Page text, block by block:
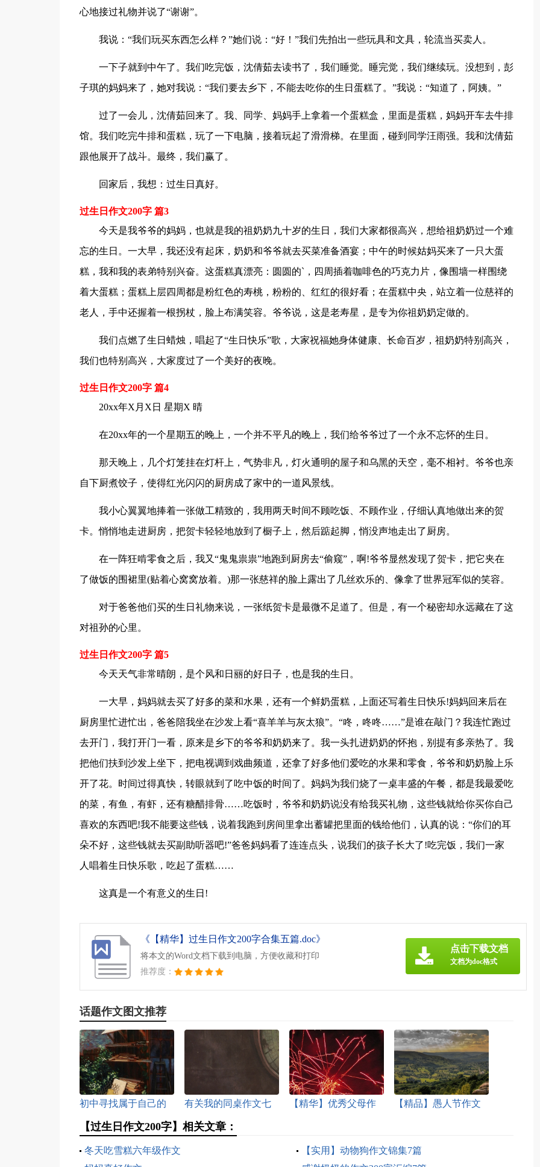
心地接过礼物并说了“谢谢”。
我说：“我们玩买东西怎么样？”她们说：“好！”我们先拍出一些玩具和文具，轮流当买卖人。
一下子就到中午了。我们吃完饭，沈倩茹去读书了，我们睡觉。睡完觉，我们继续玩。没想到，彭
子琪的妈妈来了，她对我说：“我们要去乡下，不能去吃你的生日蛋糕了。”我说：“知道了，阿姨。”
过了一会儿，沈倩茹回来了。我、同学、妈妈手上拿着一个蛋糕盒，里面是蛋糕，妈妈开车去牛排
馆。我们吃完牛排和蛋糕，玩了一下电脑，接着玩起了滑滑梯。在里面，碰到同学汪雨强。我和沈倩茹
跟他展开了战斗。最终，我们赢了。
回家后，我想：过生日真好。
过生日作文200字 篇3
今天是我爷爷的妈妈，也就是我的祖奶奶九十岁的生日，我们大家都很高兴，想给祖奶奶过一个难
忘的生日。一大早，我还没有起床，奶奶和爷爷就去买菜准备酒宴；中午的时候姑妈买来了一只大蛋
糕，我和我的表弟特别兴奋。这蛋糕真漂亮：圆圆的`，四周插着咖啡色的巧克力片，像围墙一样围绕
着大蛋糕；蛋糕上层四周都是粉红色的寿桃，粉粉的、红红的很好看；在蛋糕中央，站立着一位慈祥的
老人，手中还握着一根拐杖，脸上布满笑容。爷爷说，这是老寿星，是专为你祖奶奶定做的。
我们点燃了生日蜡烛，唱起了“生日快乐”歌，大家祝福她身体健康、长命百岁，祖奶奶特别高兴，
我们也特别高兴，大家度过了一个美好的夜晚。
过生日作文200字 篇4
20xx年X月X日 星期X 晴
在20xx年的一个星期五的晚上，一个并不平凡的晚上，我们给爷爷过了一个永不忘怀的生日。
那天晚上，几个灯笼挂在灯杆上，气势非凡，灯火通明的屋子和乌黑的天空，毫不相衬。爷爷也亲
自下厨煮饺子，使得红光闪闪的厨房成了家中的一道风景线。
我小心翼翼地捧着一张做工精致的，我用两天时间不顾吃饭、不顾作业，仔细认真地做出来的贺
卡。悄悄地走进厨房，把贺卡轻轻地放到了橱子上，然后踮起脚，悄没声地走出了厨房。
在一阵狂啃零食之后，我又“鬼鬼祟祟”地跑到厨房去“偷窥”，啊!爷爷显然发现了贺卡，把它夹在
了做饭的围裙里(贴着心窝窝放着。)那一张慈祥的脸上露出了几丝欢乐的、像拿了世界冠军似的笑容。
对于爸爸他们买的生日礼物来说，一张纸贺卡是最微不足道了。但是，有一个秘密却永远藏在了这
对祖孙的心里。
过生日作文200字 篇5
今天天气非常晴朗，是个风和日丽的好日子，也是我的生日。
一大早，妈妈就去买了好多的菜和水果，还有一个鲜奶蛋糕，上面还写着生日快乐!妈妈回来后在
厨房里忙进忙出，爸爸陪我坐在沙发上看“喜羊羊与灰太狼”。“咚，咚咚……”是谁在敲门？我连忙跑过
去开门，我打开门一看，原来是乡下的爷爷和奶奶来了。我一头扎进奶奶的怀抱，别提有多亲热了。我
把他们扶到沙发上坐下，把电视调到戏曲频道，还拿了好多他们爱吃的水果和零食，爷爷和奶奶脸上乐
开了花。时间过得真快，转眼就到了吃中饭的时间了。妈妈为我们烧了一桌丰盛的午餐，都是我最爱吃
的菜，有鱼，有虾，还有糖醋排骨……吃饭时，爷爷和奶奶说没有给我买礼物，这些钱就给你买你自己
喜欢的东西吧!我不能要这些钱，说着我跑到房间里拿出蓄罐把里面的钱给他们，认真的说：“你们的耳
朵不好，这些钱就去买副助听器吧!”爸爸妈妈看了连连点头，说我们的孩子长大了!吃完饭，我们一家
人唱着生日快乐歌，吃起了蛋糕……
这真是一个有意义的生日!
《【精华】过生日作文200字合集五篇.doc》
将本文的Word文档下载到电脑，方便收藏和打印
推荐度：
点击下载文档
文档为doc格式
话题作文图文推荐
初中寻找属于自己的
天空作文700字
有关我的同桌作文七
篇
【精华】优秀父母作
【精品】愚人节作文
【过生日作文200字】相关文章：
冬天吃雪糕六年级作文
【实用】动物狗作文锦集7篇